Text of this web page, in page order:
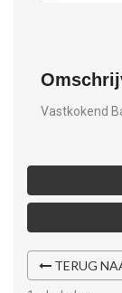
Vastkokend
TERUG